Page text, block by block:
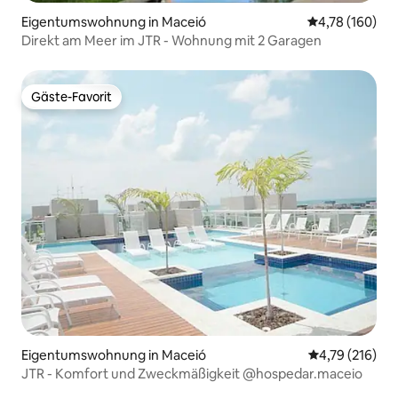
Eigentumswohnung in Maceió
4,78 (160)
Direkt am Meer im JTR - Wohnung mit 2 Garagen
Gäste-Favorit
Gäste-Favorit
Eigentumswohnung in Maceió
4,79 (216)
JTR - Komfort und Zweckmäßigkeit @hospedar.maceio